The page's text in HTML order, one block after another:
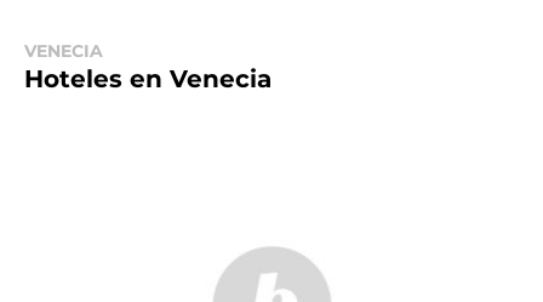
VENECIA
Hoteles en Venecia